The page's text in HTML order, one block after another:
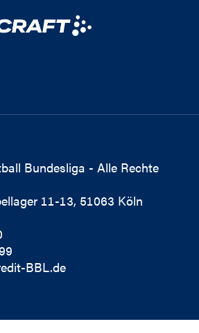
Bundesliga - Alle Rechte
11-13, 51063 Köln
BBL.de